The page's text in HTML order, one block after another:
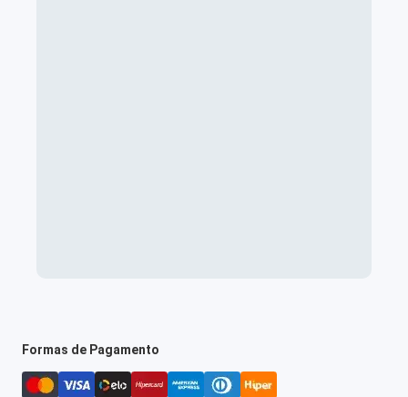
Formas de Pagamento